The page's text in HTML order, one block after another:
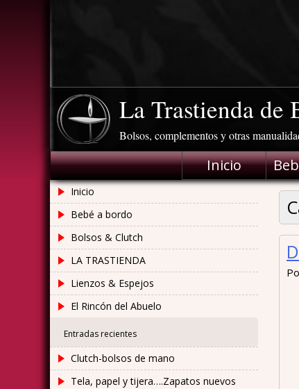
La Trastienda de
Bolsos, complementos y otras
Inicio
Inicio
Bebé a bordo
Bolsos & Clutch
LA TRASTIENDA
Lienzos & Espejos
El Rincón del Abuelo
Entradas recientes
Clutch-bolsos de mano
Tela, papel y tijera….Zapatos nuevos